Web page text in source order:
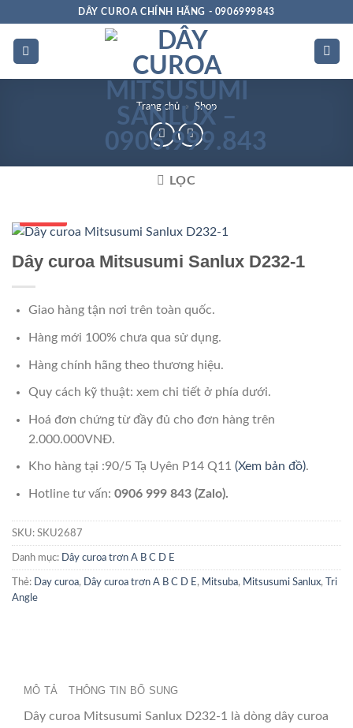
dung
DÂY CUROA CHÍNH HÃNG - 0906999843
Trang chủ » Shop
LỌC
Dây curoa Mitsusumi Sanlux D232-1
Giao hàng tận nơi trên toàn quốc.
Hàng mới 100% chưa qua sử dụng.
Hàng chính hãng theo thương hiệu.
Quy cách kỹ thuật: xem chi tiết ở phía dưới.
Hoá đơn chứng từ đầy đủ cho đơn hàng trên
2.000.000VNĐ.
Kho hàng tại :90/5 Tạ Uyên P14 Q11 (Xem bản đồ).
Hotline tư vấn: 0906 999 843 (Zalo).
SKU: SKU2687
Danh mục: Dây curoa trơn A B C D E
Thẻ: Day curoa, Dây curoa trơn A B C D E , Mitsuba, Mitsusumi Sanlux,
Tri
Angle
MÔ TẢ THÔNG TIN BỔ SUNG
Dây curoa Mitsusumi Sanlux D232-1 là dòng dây curoa